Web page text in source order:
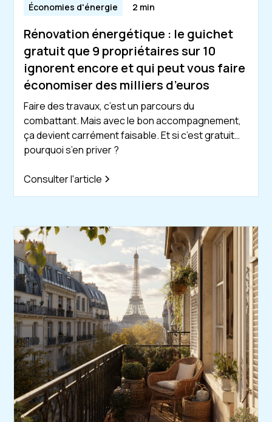
Économies d'énergie 2 min
Rénovation énergétique : le guichet
gratuit que 9 propriétaires sur 10
ignorent encore et qui peut vous faire
économiser des milliers d’euros
Faire des travaux, c’est un parcours du
combattant. Mais avec le bon accompagnement,
ça devient carrément faisable. Et si c’est gratuit…
pourquoi s’en priver ?
Consulter l'article